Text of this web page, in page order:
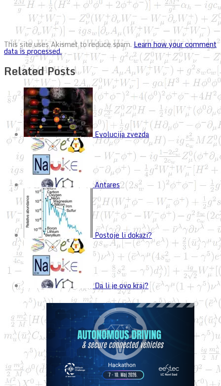
This site uses Akismet to reduce spam.Learn how your comment
data is processed.
Related Posts
Evolucija zvezda
Antares
Postoje li dokazi?
Da li je ovo kraj?